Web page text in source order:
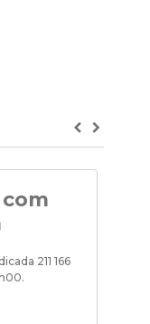
Previous
211 166